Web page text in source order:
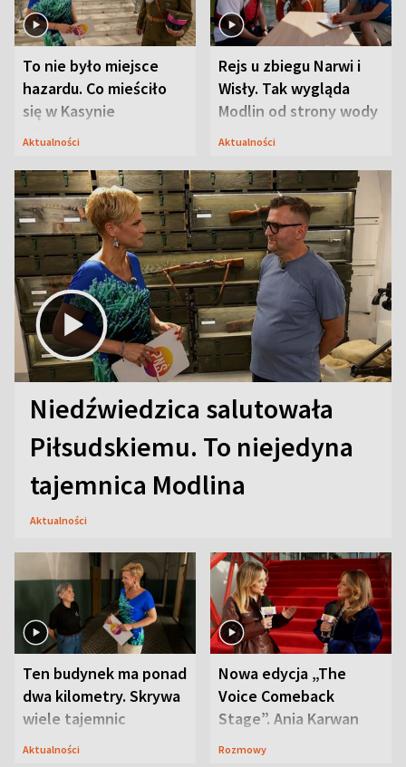
To nie było miejsce
hazardu. Co mieściło
się w Kasynie
Oficerskim?
Aktualności
Rejs u zbiegu Narwi i
Wisły. Tak wygląda
Modlin od strony wody
Aktualności
Niedźwiedzica salutowała
Piłsudskiemu. To niejedyna
tajemnica Modlina
Aktualności
Ten budynek ma ponad
dwa kilometry. Skrywa
wiele tajemnic
Aktualności
Nowa edycja „The
Voice Comeback
Stage”. Ania Karwan
zapowiada
Rozmowy